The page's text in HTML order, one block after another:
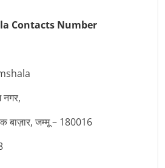
Contacts Number
नगर,
बाज़ार, जम्मू – 180016